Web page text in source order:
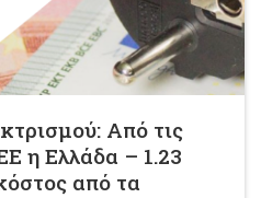
Από τις
η Ελλάδα – 1.23
από τα